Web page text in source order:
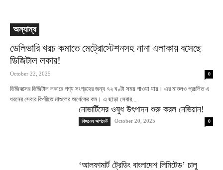
অন্যান্য
ডেলিভারি খরচ কমাতে মেট্রোস্টেশনসহ নানা এলাকায় বসেছে
ডিজিটাল লকার!
October 22, 2025 0
ডিজিবক্সের ডিজিটাল লকারে পণ্য সংগ্রহের জন্য ৭২ ঘণ্টা সময় পাওয়া যায়। এর মাশুলও প্রচলিত এ
ধরনের সেবার বিপরীতে মাশুলের অর্ধেকের কম। এ ছাড়া সেবার...
নোভার্টিসের ওষুধ উৎপাদন শুরু করল নেভিয়ান!
বিজনেস আপডেট October 20, 2025 0
‘আলফামার্ট ট্রেডিং বাংলাদেশ লিমিটেড’ চালু